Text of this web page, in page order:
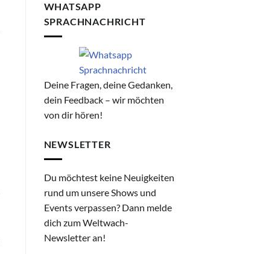
WHATSAPP
SPRACHNACHRICHT
Deine Fragen, deine Gedanken,
dein Feedback – wir möchten
von dir hören!
NEWSLETTER
Du möchtest keine Neuigkeiten
rund um unsere Shows und
Events verpassen? Dann melde
dich zum Weltwach-
Newsletter an!